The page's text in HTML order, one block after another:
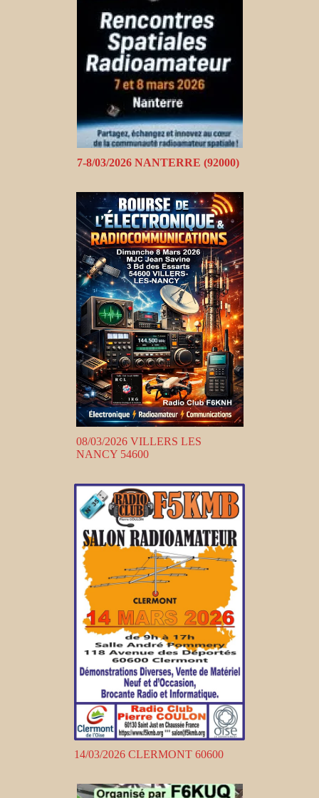
7-8/03/2026 NANTERRE (92000)
08/03/2026 VILLERS LES
NANCY 54600
14/03/2026 CLERMONT 60600